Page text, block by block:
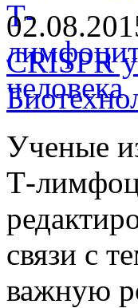
CRISPR
Ученые
Т-
связи с
важную